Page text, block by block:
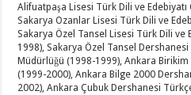
Alifuatpaşa Lisesi Türk Dili ve
Sakarya Ozanlar Lisesi Türk Dili ve
Sakarya Özel Tansel Lisesi Türk Dili ve
1998), Sakarya Özel Tansel
Müdürlüğü (1998-1999), Ankara
(1999-2000), Ankara Bilge 2000
2002), Ankara Çubuk Dershanesi